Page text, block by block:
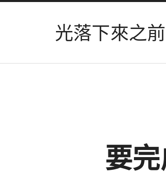
光落下來之前
要